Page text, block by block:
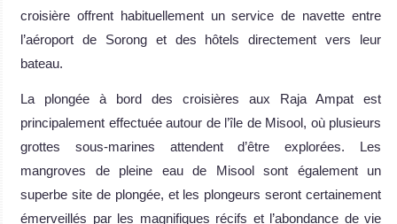
croisière offrent habituellement un service de navette entre
l’aéroport de Sorong et des hôtels directement vers leur
bateau.
La plongée à bord des croisières aux Raja Ampat est
principalement effectuée autour de l’île de Misool, où plusieurs
grottes sous-marines attendent d’être explorées. Les
mangroves de pleine eau de Misool sont également un
superbe site de plongée, et les plongeurs seront certainement
émerveillés par les magnifiques récifs et l’abondance de vie